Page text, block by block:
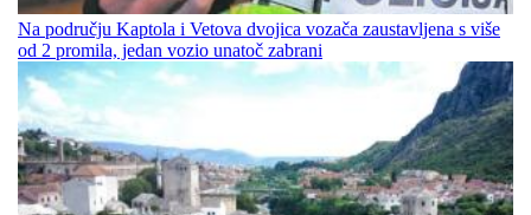
Na području Kaptola i Vetova dvojica vozača zaustavljena s više
od 2 promila, jedan vozio unatoč zabrani